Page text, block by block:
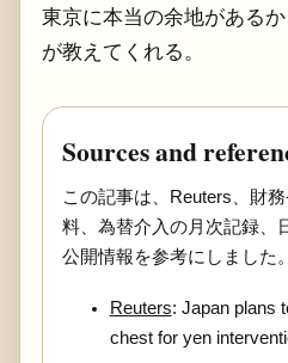
東京に本当の余地がある
が教えてくれる。
Sources and
この記事は、Reuters、財
料、為替介入の月次記録、
公開情報を参考にしました。
Reuters: Japan plans
chest for yen